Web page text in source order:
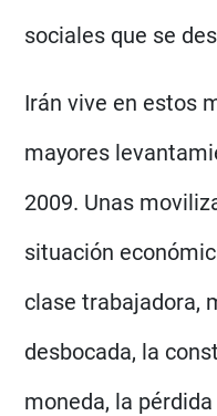
sociales que se
Irán vive en estos
mayores
2009. Unas
situación
clase trabajadora,
desbocada, la
moneda, la